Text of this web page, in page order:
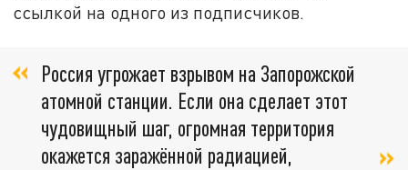
ссылкой на одного из подписчиков.
Россия угрожает взрывом на Запорожской
атомной станции. Если она сделает этот
чудовищный шаг, огромная территория
окажется заражённой радиацией,